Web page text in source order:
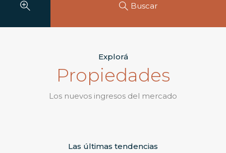
Buscar
Explorá
Propiedades
Los nuevos ingresos del mercado
Las últimas tendencias